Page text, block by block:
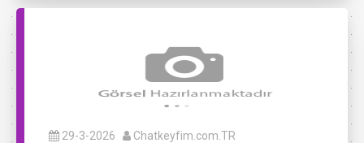
29-3-2026 Chatkeyfim.com.TR